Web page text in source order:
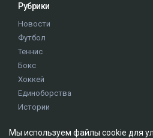
Рубрики
Новости
Футбол
Теннис
Бокс
Хоккей
Единоборства
Истории
Мы используем файлы cookie для